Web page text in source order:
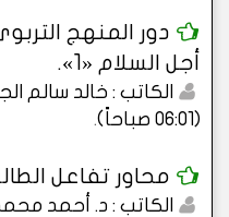
دور المنهج
أجل السلام «1».
الكاتب : خالد سالم
(06:01 صباحاً)
.
محاور تفاعل
الكاتب : د. أحمد